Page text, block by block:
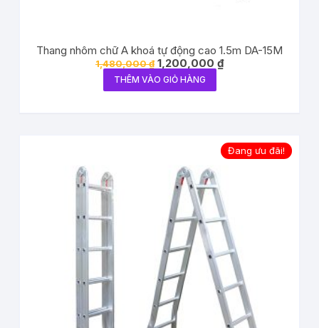
Thang nhôm chữ A khoá tự động cao 1.5m DA-15M
1,480,000₫ 1,200,000 ₫
THÊM VÀO GIỎ HÀNG
Đang ưu đãi!